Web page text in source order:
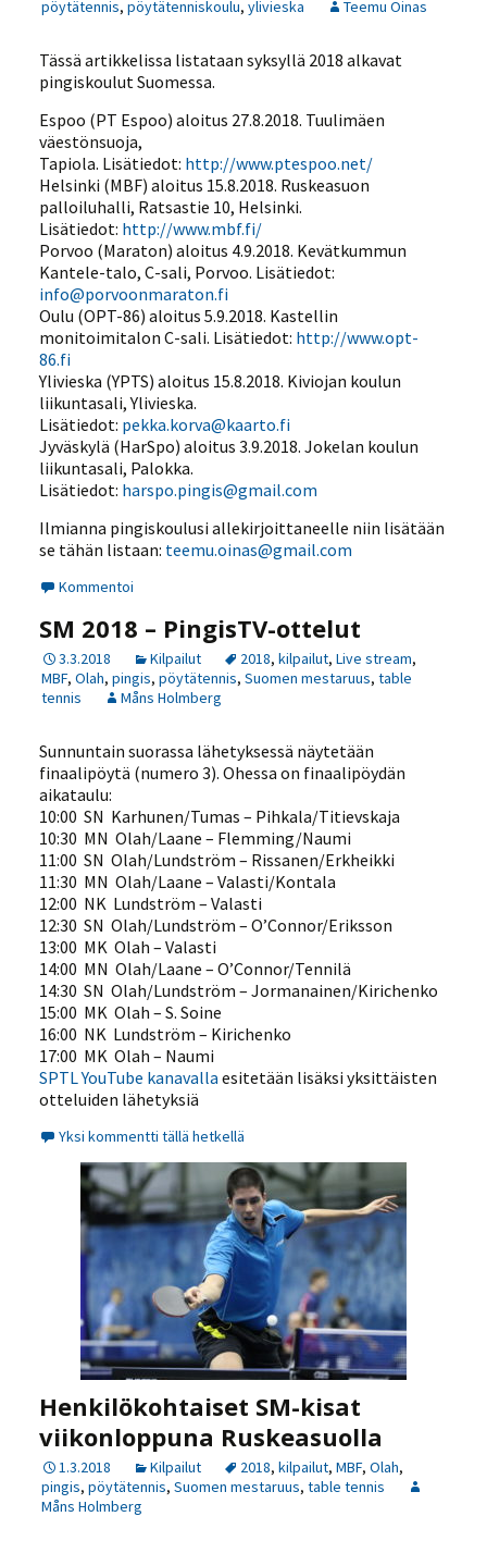
pöytätennis, pöytätenniskoulu, ylivieska Teemu Oinas
Tässä artikkelissa listataan syksyllä 2018 alkavat
pingiskoulut Suomessa.
Espoo (PT Espoo) aloitus 27.8.2018. Tuulimäen
väestönsuoja,
Tapiola. Lisätiedot: http://www.ptespoo.net/
Helsinki (MBF) aloitus 15.8.2018. Ruskeasuon
palloiluhalli, Ratsastie 10, Helsinki.
Lisätiedot: http://www.mbf.fi/
Porvoo (Maraton) aloitus 4.9.2018. Kevätkummun
Kantele-talo, C-sali, Porvoo. Lisätiedot:
info@porvoonmaraton.fi
Oulu (OPT-86) aloitus 5.9.2018. Kastellin
monitoimitalon C-sali. Lisätiedot: http://www.opt-
86.fi
Ylivieska (YPTS) aloitus 15.8.2018. Kiviojan koulun
liikuntasali, Ylivieska.
Lisätiedot: pekka.korva@kaarto.fi
Jyväskylä (HarSpo) aloitus 3.9.2018. Jokelan koulun
liikuntasali, Palokka.
Lisätiedot: harspo.pingis@gmail.com
Ilmianna pingiskoulusi allekirjoittaneelle niin lisätään
se tähän listaan: teemu.oinas@gmail.com
Kommentoi
SM 2018 – PingisTV-ottelut
3.3.2018 Kilpailut 2018, kilpailut, Live stream,
MBF, Olah, pingis, pöytätennis, Suomen mestaruus, table
tennis
Måns Holmberg
Sunnuntain suorassa lähetyksessä näytetään
finaalipöytä (numero 3). Ohessa on finaalipöydän
aikataulu:
10:00 SN Karhunen/Tumas – Pihkala/Titievskaja
10:30 MN Olah/Laane – Flemming/Naumi
11:00 SN Olah/Lundström – Rissanen/Erkheikki
11:30 MN Olah/Laane – Valasti/Kontala
12:00 NK Lundström – Valasti
12:30 SN Olah/Lundström – O’Connor/Eriksson
13:00 MK Olah – Valasti
14:00 MN Olah/Laane – O’Connor/Tennilä
14:30 SN Olah/Lundström – Jormanainen/Kirichenko
15:00 MK Olah – S. Soine
16:00 NK Lundström – Kirichenko
17:00 MK Olah – Naumi
SPTL YouTube kanavalla esitetään lisäksi yksittäisten
otteluiden lähetyksiä
Yksi kommentti tällä hetkellä
Henkilökohtaiset SM-kisat
viikonloppuna Ruskeasuolla
1.3.2018 Kilpailut 2018, kilpailut, MBF, Olah,
pingis, pöytätennis, Suomen mestaruus, table tennis
Måns Holmberg